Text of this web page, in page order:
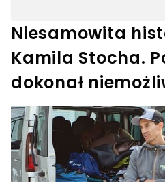
Niesamowita
Kamila Stocha.
dokonał